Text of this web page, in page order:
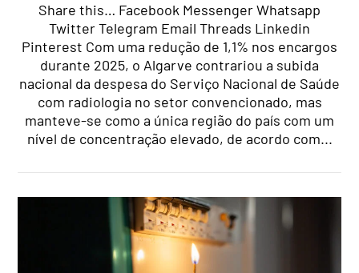
Share this… Facebook Messenger Whatsapp
Twitter Telegram Email Threads Linkedin
Pinterest Com uma redução de 1,1% nos encargos
durante 2025, o Algarve contrariou a subida
nacional da despesa do Serviço Nacional de Saúde
com radiologia no setor convencionado, mas
manteve-se como a única região do país com um
nível de concentração elevado, de acordo com...